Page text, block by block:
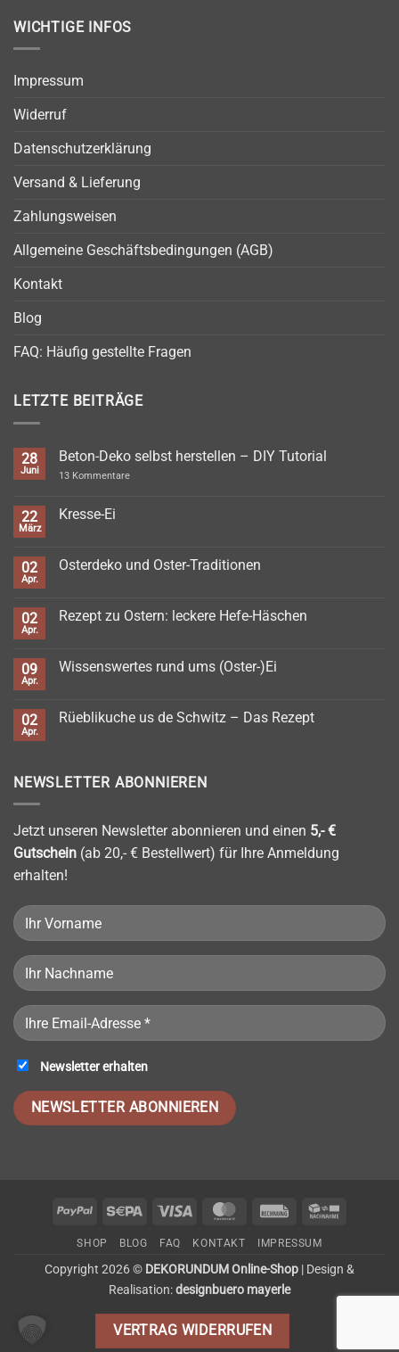
WICHTIGE INFOS
Impressum
Widerruf
Datenschutzerklärung
Versand & Lieferung
Zahlungsweisen
Allgemeine Geschäftsbedingungen (AGB)
Kontakt
Blog
FAQ: Häufig gestellte Fragen
LETZTE BEITRÄGE
28
Juni
Beton-Deko selbst herstellen – DIY Tutorial
13 Kommentarezu
22
März
Kresse-Ei
Kresse-
02
Apr.
Osterdeko und Oster-Traditionen
Osterdeko
02
Apr.
Rezept zu Ostern: leckere Hefe-Häschen
Rezept
Hefe-
Häschen
09
Apr.
Wissenswertes rund ums (Oster-)Ei
Wissenswertes
02
Apr.
Rüeblikuche us de Schwitz – Das Rezept
us
Das
Rezept
NEWSLETTER ABONNIEREN
Jetzt unseren Newsletter abonnieren und einen 5,- €
Gutschein (ab 20,- € Bestellwert) für Ihre Anmeldung
erhalten!
Newsletter erhalten
PayPal Sepa Visa MasterCardInvoice
SHOP BLOG FAQ KONTAKT IMPRESSUM
Copyright 2026 © DEKORUNDUM Online-Shop | Design &
Realisation:designbuero mayerle
VERTRAG WIDERRUFEN